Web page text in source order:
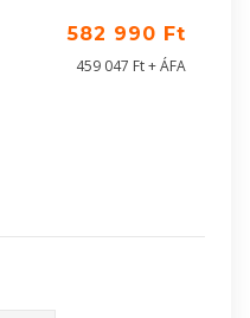
582 990 Ft
459 047 Ft + ÁFA